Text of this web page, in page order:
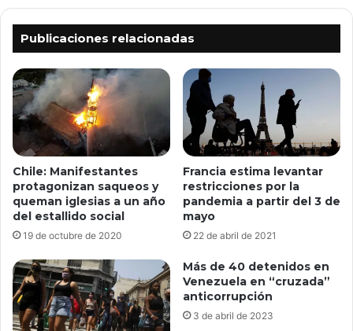
Publicaciones relacionadas
Chile: Manifestantes
protagonizan saqueos y
queman iglesias a un año
del estallido social
19 de octubre de 2020
Francia estima levantar
restricciones por la
pandemia a partir del 3 de
mayo
22 de abril de 2021
Más de 40 detenidos en
Venezuela en “cruzada”
anticorrupción
3 de abril de 2023